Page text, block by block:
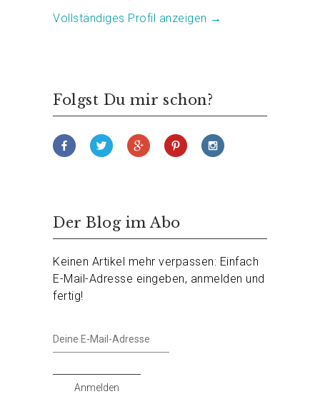
Vollständiges Profil anzeigen →
Folgst Du mir schon?
Der Blog im Abo
Keinen Artikel mehr verpassen: Einfach
E-Mail-Adresse eingeben, anmelden und
fertig!
Deine
E-
Adresse
Anmelden